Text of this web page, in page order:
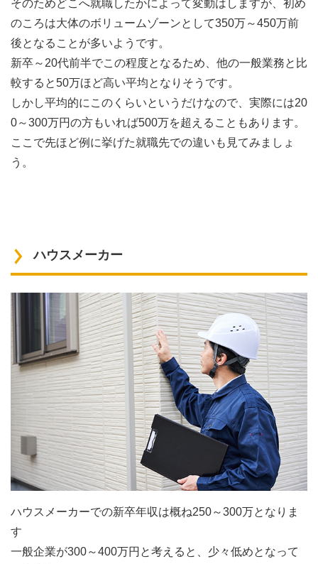
そのためどこへ就職したかによって変動はしますが、初め
のころは大体のボリュームゾーンとして350万～450万前
後となることが多いようです。
新卒～20代前半でこの程度となるため、他の一般業務と比
較すると50万ほど高い平均となりそうです。
しかし平均的にこのくらいというだけなので、実際には20
0～300万円の方もいれば500万を超えることもあります。
ここで先ほど例に挙げた就職先での違いも見てみましょ
う。
ハウスメーカー
ハウスメーカーでの新卒年収は概ね250～300万となりま
す
一般企業が300～400万円と考えると、少々低めとなって